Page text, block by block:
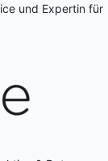
und Expertin für